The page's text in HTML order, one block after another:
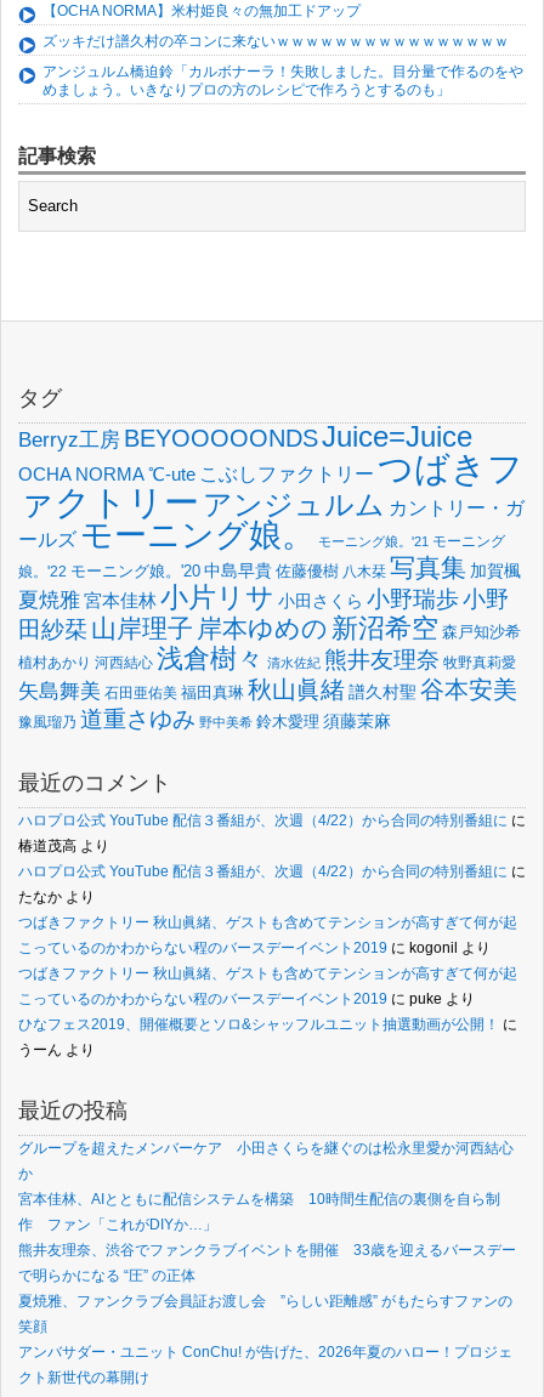
【OCHA NORMA】米村姫良々の無加工ドアップ
ズッキだけ譜久村の卒コンに来ないｗｗｗｗｗｗｗｗｗｗｗｗｗｗｗｗ
アンジュルム橋迫鈴「カルボナーラ！失敗しました。目分量で作るのをや
めましょう。いきなりプロの方のレシピで作ろうとするのも」
記事検索
タグ
Berryz工房 BEYOOOOONDSJuice=Juice
OCHA NORMA℃-ute こぶしファクトリー つばきフ
ァクトリー アンジュルム カントリー・ガ
ールズ モーニング娘。 モーニング娘。'21 モーニング
娘。'22 モーニング娘。'20 中島早貴 佐藤優樹 八木栞 写真集 加賀楓
夏焼雅宮本佳林小片リサ 小田さくら 小野瑞歩小野
田紗栞 山岸理子 岸本ゆめの 新沼希空 森戸知沙希
植村あかり 河西結心 浅倉樹々 清水佐紀 熊井友理奈 牧野真莉愛
矢島舞美 石田亜佑美 福田真琳 秋山眞緒譜久村聖 谷本安美
豫風瑠乃 道重さゆみ 野中美希 鈴木愛理 須藤茉麻
最近のコメント
ハロプロ公式 YouTube 配信３番組が、次週（4/22）から合同の特別番組に に
椿道茂高 より
ハロプロ公式 YouTube 配信３番組が、次週（4/22）から合同の特別番組に に
たなか より
つばきファクトリー 秋山眞緒、ゲストも含めてテンションが高すぎて何が起
こっているのかわからない程のバースデーイベント2019 に kogonil より
つばきファクトリー 秋山眞緒、ゲストも含めてテンションが高すぎて何が起
こっているのかわからない程のバースデーイベント2019 に puke より
ひなフェス2019、開催概要とソロ&シャッフルユニット抽選動画が公開！
に
うーん より
最近の投稿
グループを超えたメンバーケア 小田さくらを継ぐのは松永里愛か河西結心
か
宮本佳林、AIとともに配信システムを構築 10時間生配信の裏側を自ら制
作 ファン「これがDIYか…」
熊井友理奈、渋谷でファンクラブイベントを開催 33歳を迎えるバースデー
で明らかになる “圧” の正体
夏焼雅、ファンクラブ会員証お渡し会 ”らしい距離感” がもたらすファンの
笑顔
アンバサダー・ユニット ConChu! が告げた、2026年夏のハロー！プロジェ
クト新世代の幕開け